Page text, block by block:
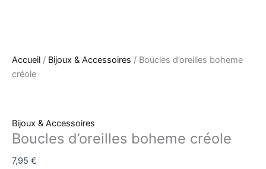
Accueil / Bijoux & Accessoires / Boucles d’oreilles boheme
créole
Bijoux & Accessoires
Boucles d’oreilles boheme créole
7,95 €